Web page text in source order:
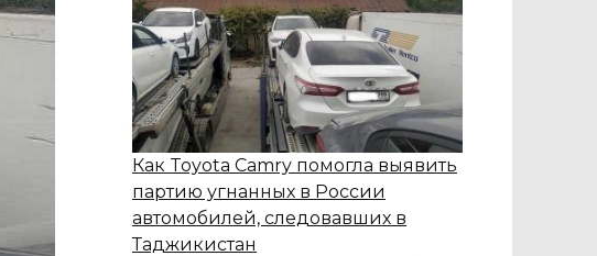
Как Toyota Camry помогла выявить
партию угнанных в России
автомобилей, следовавших в
Таджикистан